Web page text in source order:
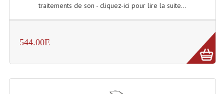
Meubles DJ
Sacs & Housses De Transport
traitements de son - cliquez-ici pour lire la suite...
544.00E